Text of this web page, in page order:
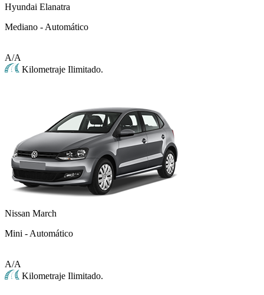
Hyundai Elanatra
Mediano - Automático
A/A
Kilometraje Ilimitado.
Nissan March
Mini - Automático
A/A
Kilometraje Ilimitado.